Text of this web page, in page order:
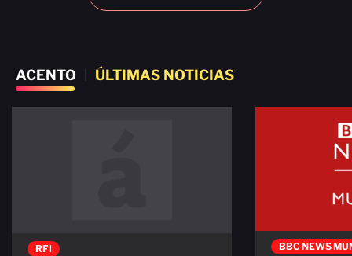
ACENTO ÚLTIMAS NOTICIAS
RFI BBC NEWS